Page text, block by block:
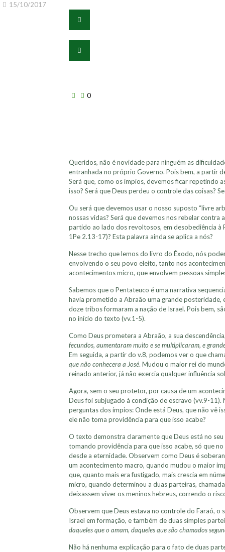
15/10/2017
0
Queridos, não é novidade para ninguém as
entranhada no próprio Governo. Pois bem, a partir
Será que, como os ímpios, devemos ficar repetindo
isso? Será que Deus perdeu o controle das coisas?
Ou será que devemos usar o nosso suposto “livre
nossas vidas? Será que devemos nos rebelar
partido ao lado dos revoltosos, em desobediência à
1Pe 2.13-17)? Esta palavra ainda se aplica a nós?
Nesse trecho que lemos do livro do Êxodo, nós
envolvendo o seu povo eleito, tanto nos
acontecimentos micro, que envolvem pessoas
Sabemos que o Pentateuco é uma narrativa
havia prometido a Abraão uma grande posteridade,
doze tribos formaram a nação de Israel. Pois bem,
no início do texto (vv.1-5).
Como Deus prometera a Abraão, a sua
fecundos, aumentaram muito e se multiplicaram, e
Em seguida, a partir do v.8, podemos ver o que
que não conhecera a José. Mudou o maior rei do
reinado anterior, já não exercia qualquer influência
Agora, sem o seu protetor, por causa de um
Deus foi subjugado à condição de escravo (vv.9-11).
perguntas dos ímpios: Onde está Deus, que não vê
ele não toma providência para que isso acabe?
O texto demonstra claramente que Deus está no
tomando providência para que isso acabe, só que
desde a eternidade. Observem como Deus é
um acontecimento macro, quando mudou o maior
que, quanto mais era fustigado, mais crescia em
micro, quando determinou a duas parteiras,
deixassem viver os meninos hebreus, correndo o
Observem que Deus estava no controle do Faraó,
Israel em formação, e também de duas simples
daqueles que o amam, daqueles que são chamados
Não há nenhuma explicação para o fato de duas